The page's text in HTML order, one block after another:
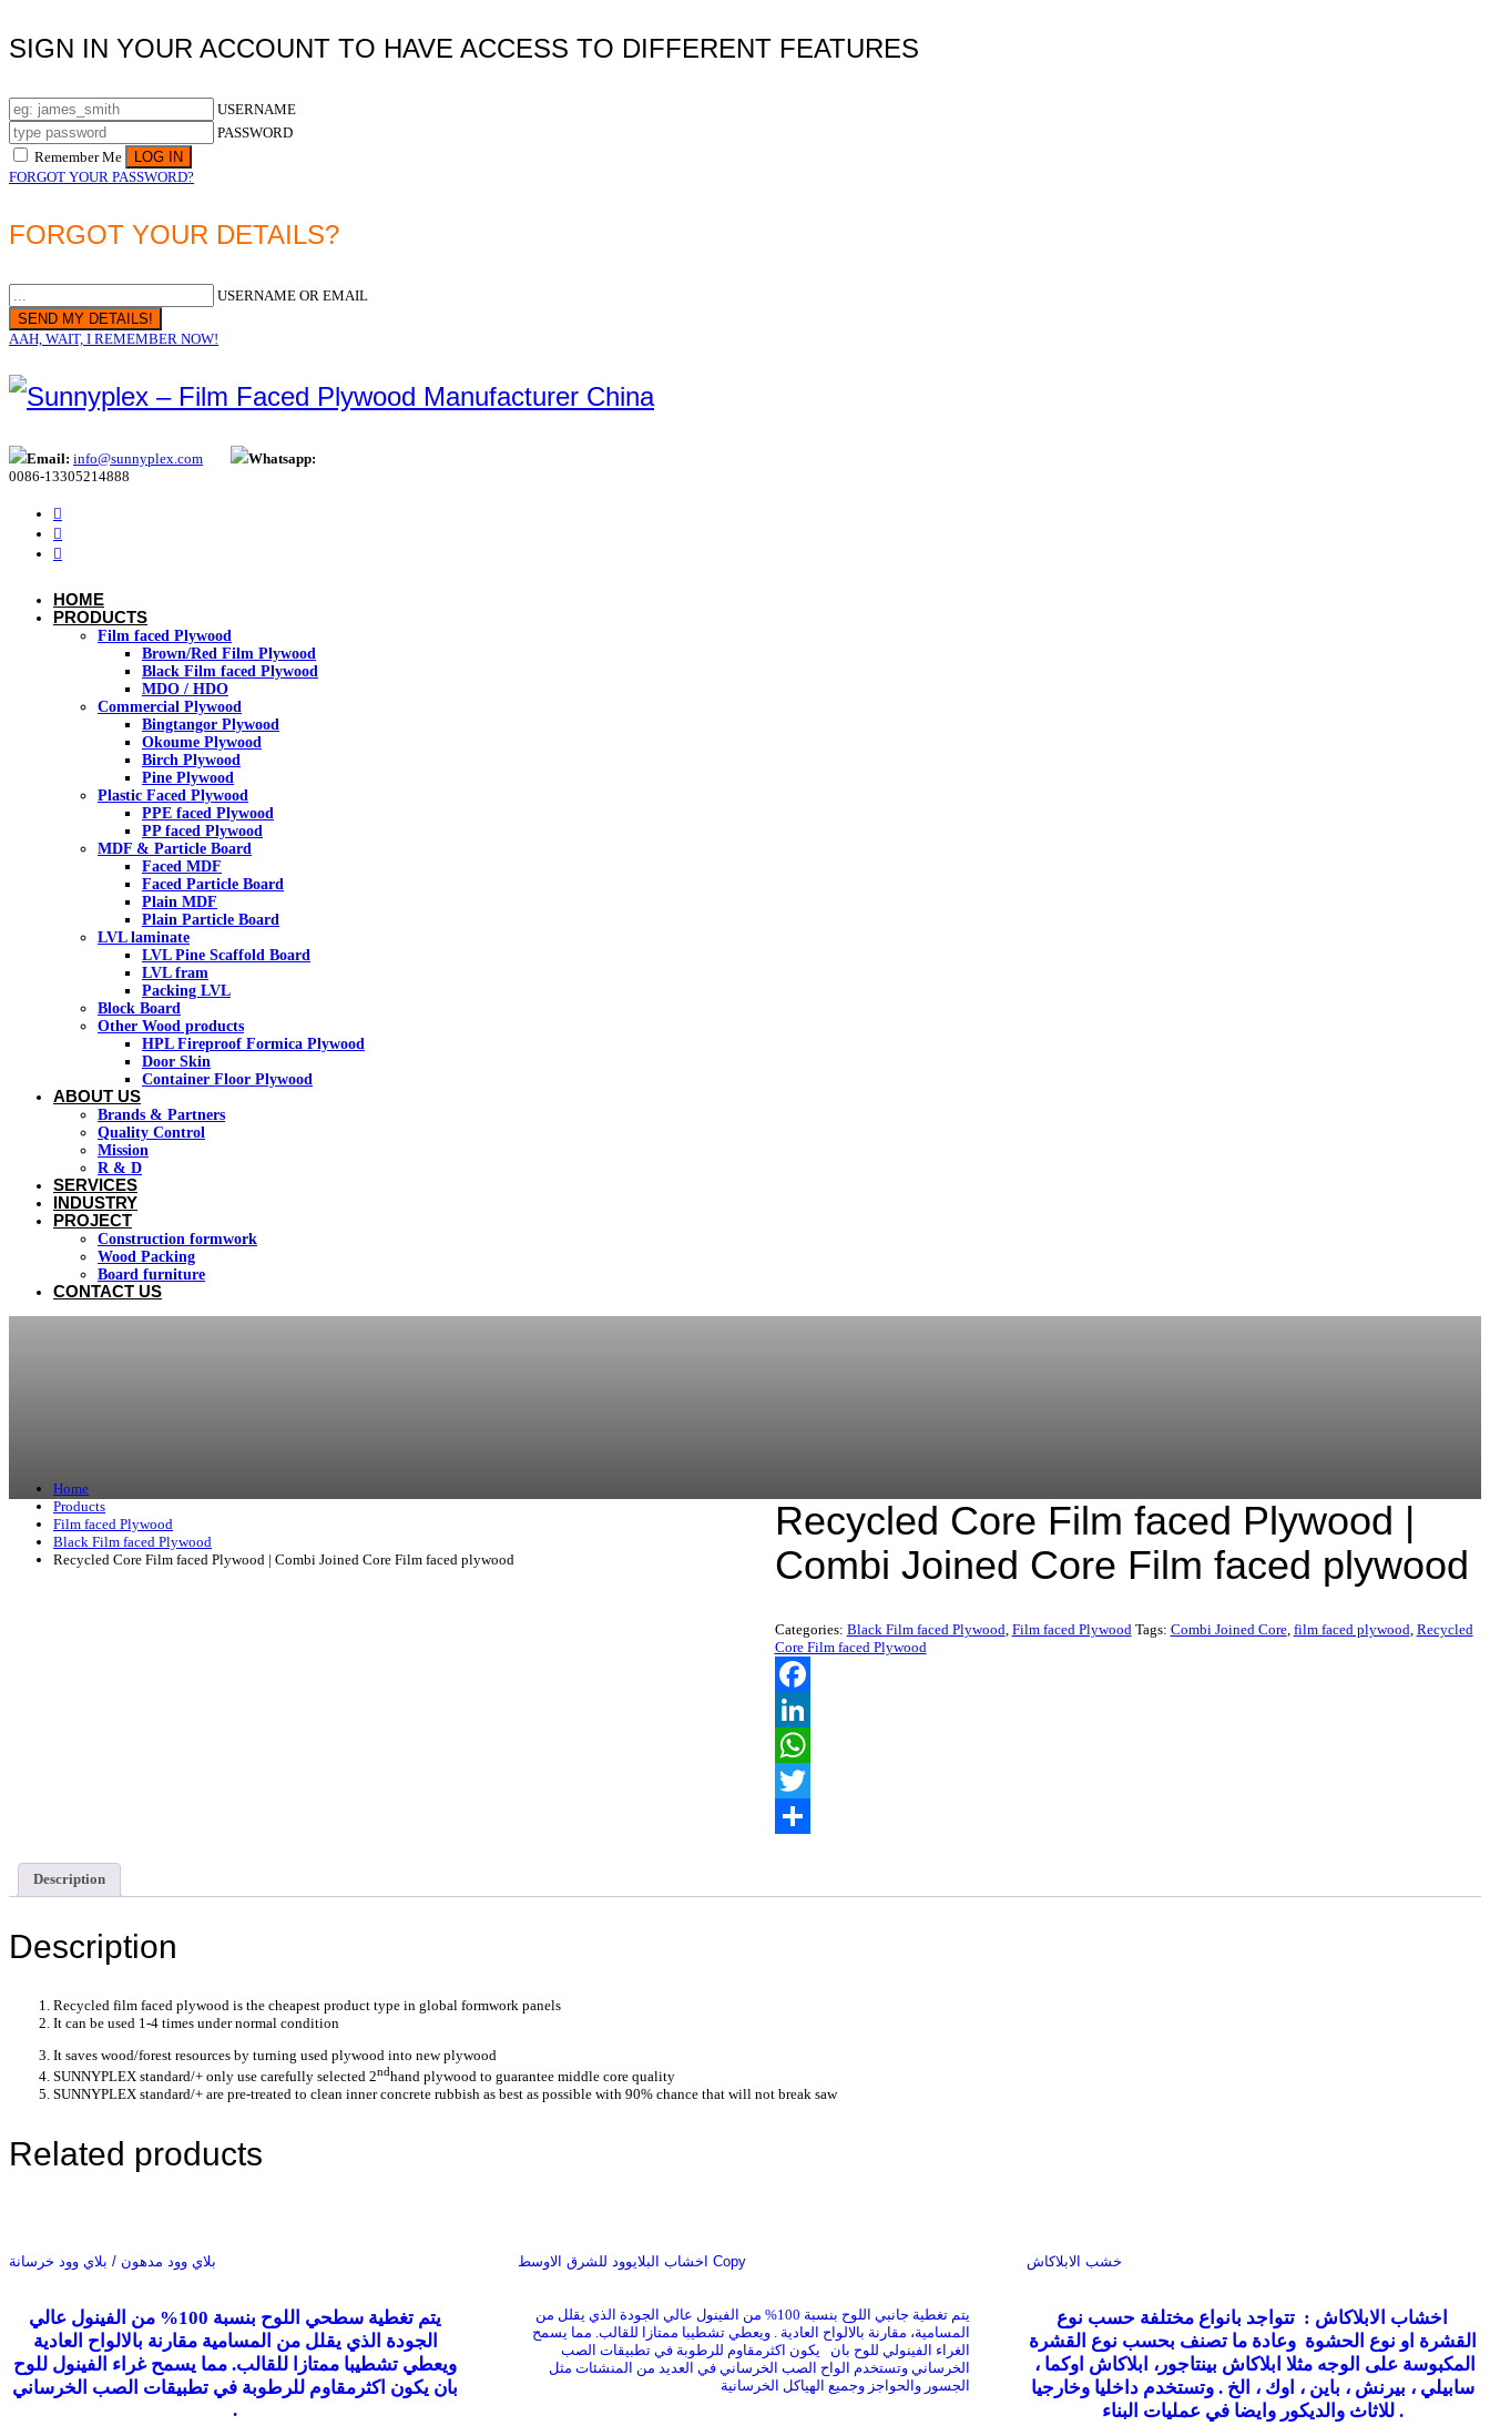
SIGN IN YOUR ACCOUNT TO HAVE ACCESS TO DIFFERENT FEATURES
USERNAME
PASSWORD
Remember Me
FORGOT YOUR PASSWORD?
FORGOT YOUR DETAILS?
USERNAME OR EMAIL
AAH, WAIT, I REMEMBER NOW!
Email: info@sunnyplex.com
Whatsapp:
0086-13305214888
HOME
PRODUCTS
Film faced Plywood
Brown/Red Film Plywood
Black Film faced Plywood
MDO / HDO
Commercial Plywood
Bingtangor Plywood
Okoume Plywood
Birch Plywood
Pine Plywood
Plastic Faced Plywood
PPE faced Plywood
PP faced Plywood
MDF & Particle Board
Faced MDF
Faced Particle Board
Plain MDF
Plain Particle Board
LVL laminate
LVL Pine Scaffold Board
LVL fram
Packing LVL
Block Board
Other Wood products
HPL Fireproof Formica Plywood
Door Skin
Container Floor Plywood
ABOUT US
Brands & Partners
Quality Control
Mission
R & D
SERVICES
INDUSTRY
PROJECT
Construction formwork
Wood Packing
Board furniture
CONTACT US
Home
Products
Film faced Plywood
Black Film faced Plywood
Recycled Core Film faced Plywood | Combi Joined Core Film faced plywood
Recycled Core Film faced Plywood |
Combi Joined Core Film faced plywood
Categories: Black Film faced Plywood Film faced Plywood Tags: Combi Joined Core, film faced plywood Recycled
Core Film faced Plywood
Facebook
LinkedIn
WhatsApp
Twitter
Description
Description
Recycled film faced plywood is the cheapest product type in global formwork panels
It can be used 1-4 times under normal condition
It saves wood/forest resources by turning used plywood into new plywood
SUNNYPLEX standard/+ only use carefully selected 2ndhand plywood to guarantee middle core quality
SUNNYPLEX standard/+ are pre-treated to clean inner concrete rubbish as best as possible with 90% chance that will not break saw
Related products
بلاي وود مدهون / بلاي وود خرسانة
يتم تغطية سطحي اللوح بنسبة 100% من الفينول عالي
الجودة الذي يقلل من المسامية مقارنة بالالواح العادية
ويعطي تشطيبا ممتازا للقالب. مما يسمح غراء الفينول للوح
بان يكون اكثرمقاوم للرطوبة في تطبيقات الصب الخرساني
.
اخشاب البلايوود للشرق الاوسط Copy
يتم تغطية جانبي اللوح بنسبة 100% من الفينول عالي الجودة الذي يقلل من
المسامية، مقارنة بالالواح العادية . ويعطي تشطيبا ممتازا للقالب. مما يسمح
الغراء الفينولي للوح بان يكون اكثرمقاوم للرطوبة في تطبيقات الصب
الخرساني وتستخدم الواح الصب الخرساني في العديد من المنشئات مثل
الجسور والحواجز وجميع الهياكل الخرسانية
خشب الابلاكاش
اخشاب الابلاكاش : تتواجد بانواع مختلفة حسب نوع
القشرة او نوع الحشوة وعادة ما تصنف بحسب نوع القشرة
المكبوسة على الوجه مثلا ابلاكاش بينتاجور، ابلاكاش اوكما ،
سابيلي ، بيرنش ، باين ، اوك ، الخ . وتستخدم داخليا وخارجيا
للاثاث والديكور وايضا في عمليات البناء .